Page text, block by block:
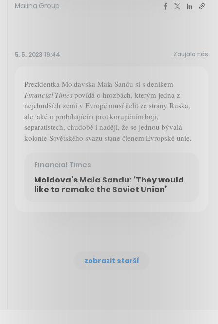
Malina Group
5. 5. 2023 19:44 Zaujalo nás
Prezidentka Moldavska Maia Sandu si s deníkem
Financial Times povídá o hrozbách, kterým jedna z
nejchudších zemí v Evropě musí čelit ze strany Ruska,
ale také o probíhajícím protikorupčním boji,
separatistech, chudobě i naději, že se jednou bývalá
kolonie Sovětského svazu stane členem Evropské unie.
Financial Times
Moldova’s Maia Sandu: ‘They would
like to remake the Soviet Union’
zobrazit starší